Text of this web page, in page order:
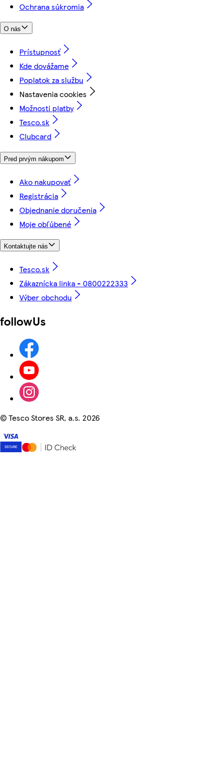
Ochrana súkromia
O nás
Prístupnosť
Kde dovážame
Poplatok za službu
Nastavenia cookies
Možnosti platby
Tesco.sk
Clubcard
Pred prvým nákupom
Ako nakupovať
Registrácia
Objednanie doručenia
Moje obľúbené
Kontaktujte nás
Tesco.sk
Zákaznícka linka - 0800222333
Výber obchodu
followUs
©Tesco Stores SR, a.s. 2026